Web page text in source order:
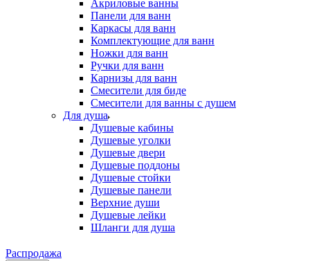
Акриловые ванны
Панели для ванн
Каркасы для ванн
Комплектующие для ванн
Ножки для ванн
Ручки для ванн
Карнизы для ванн
Смесители для биде
Смесители для ванны с душем
Для душа
Душевые кабины
Душевые уголки
Душевые двери
Душевые поддоны
Душевые стойки
Душевые панели
Верхние души
Душевые лейки
Шланги для душа
Распродажа